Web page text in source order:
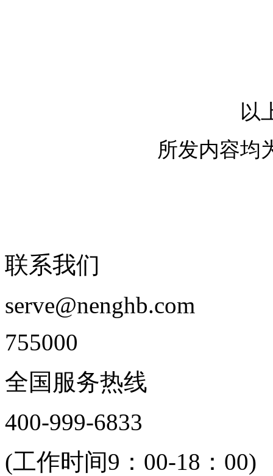
以
所发内容均
联系我们
serve@nenghb.com
755000
全国服务热线
400-999-6833
(工作时间9：00-18：00)